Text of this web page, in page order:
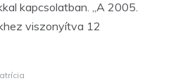
kapcsolatban. „A 2005.
viszonyítva 12